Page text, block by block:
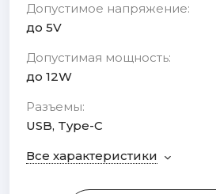
Допустимое напряжение:
до 5V
Допустимая мощность:
до 12W
Разъемы:
USB, Type-C
Все характеристики